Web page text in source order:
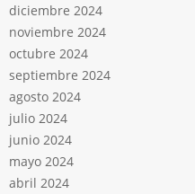
diciembre 2024
noviembre 2024
octubre 2024
septiembre 2024
agosto 2024
julio 2024
junio 2024
mayo 2024
abril 2024